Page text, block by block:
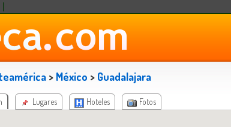
> México > Guadalajara
Lugares Hoteles Fotos